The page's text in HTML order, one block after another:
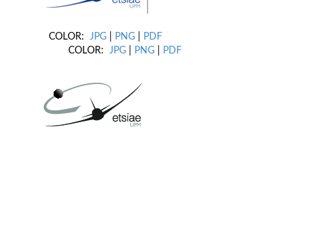
COLOR: JPG PNG
PDF
COLOR: JPG PNG PDF